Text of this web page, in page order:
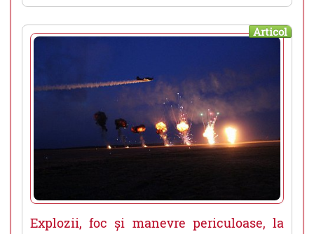
Articol
Explozii, foc și manevre periculoase, la